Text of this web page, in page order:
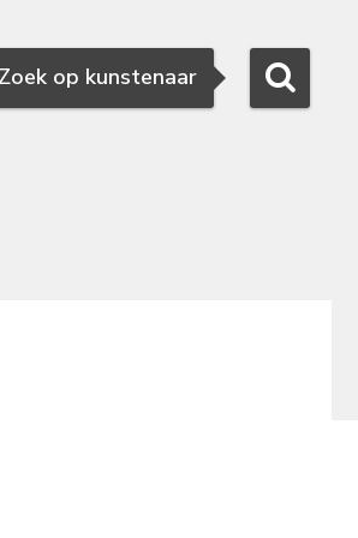
Zoeken
Zoek op kunstenaar